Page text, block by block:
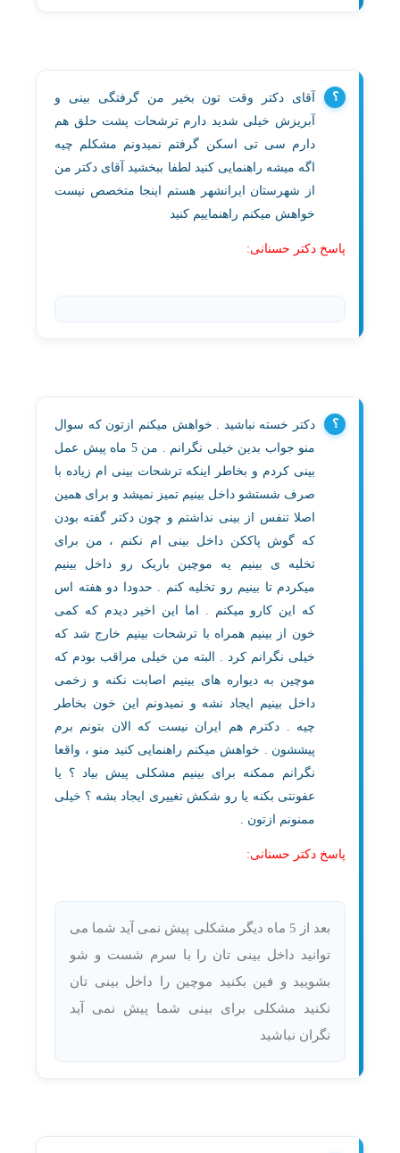
آقای دکتر وقت تون بخیر من گرفتگی بینی و
آبریزش خیلی شدید دارم ترشحات پشت حلق هم
دارم سی تی اسکن گرفتم نمیدونم مشکلم چیه
اگه میشه راهنمایی کنید لطفا ببخشید آقای دکتر من
از شهرستان ایرانشهر هستم اینجا متخصص نیست
خواهش میکنم راهنماییم کنید
پاسخ دکتر حسنانی:
دکتر خسته نباشید . خواهش میکنم ازتون که سوال
منو جواب بدین خیلی نگرانم . من 5 ماه پیش عمل
بینی کردم و بخاطر اینکه ترشحات بینی ام زیاده با
صرف شستشو داخل بینیم تمیز نمیشد و برای همین
اصلا تنفس از بینی نداشتم و چون دکتر گفته بودن
که گوش پاککن داخل بینی ام نکنم ، من برای
تخلیه ی بینیم یه موچین باریک رو داخل بینیم
میکردم تا بینیم رو تخلیه کنم . حدودا دو هفته اس
که این کارو میکنم . اما این اخیر دیدم که کمی
خون از بینیم همراه با ترشحات بینیم خارج شد که
خیلی نگرانم کرد . البته من خیلی مراقب بودم که
موچین به دیواره های بینیم اصابت نکنه و زخمی
داخل بینیم ایجاد نشه و نمیدونم این خون بخاطر
چیه . دکترم هم ایران نیست که الان بتونم برم
پیششون . خواهش میکنم راهنمایی کنید منو ، واقعا
نگرانم ممکنه برای بینیم مشکلی پیش بیاد ؟ یا
عفونتی بکنه یا رو شکش تغییری ایجاد بشه ؟ خیلی
ممنونم ازتون .
پاسخ دکتر حسنانی:
بعد از 5 ماه دیگر مشکلی پیش نمی آید شما می
توانید داخل بینی تان را با سرم شست و شو
بشویید و فین بکنید موچین را داخل بینی تان
نکنید مشکلی برای بینی شما پیش نمی آید
نگران نباشید